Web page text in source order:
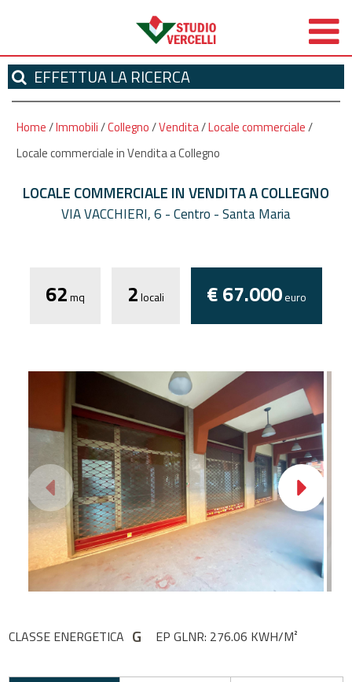
EFFETTUALA RICERCA
Home/Immobili/Collegno/Vendita/Locale commerciale/
Locale commerciale in Vendita a Collegno
LOCALE COMMERCIALE IN VENDITA A COLLEGNO
VIA VACCHIERI, 6 - Centro - Santa Maria
62mq 2locali € 67.000euro
CLASSE ENERGETICA G EP GLNR: 276.06 KWH/M²
confermo di aver preso visione dell'informativa.
I campi contrassegnati con * sono obbligatori!